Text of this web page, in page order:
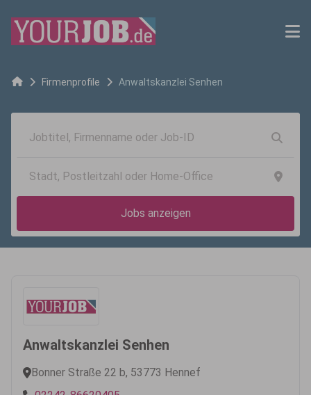
Firmenprofile Anwaltskanzlei Senhen
Jobs anzeigen
Anwaltskanzlei Senhen
Bonner Straße 22 b, 53773 Hennef